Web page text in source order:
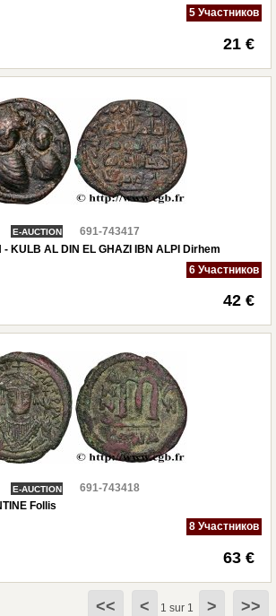
5 Участников
21 €
E-AUCTION
691-743417
- KULB AL DIN EL GHAZI IBN ALPI Dirhem
6 Участников
42 €
E-AUCTION
691-743418
Follis
8 Участников
63 €
<< < 1 sur 1 > >>